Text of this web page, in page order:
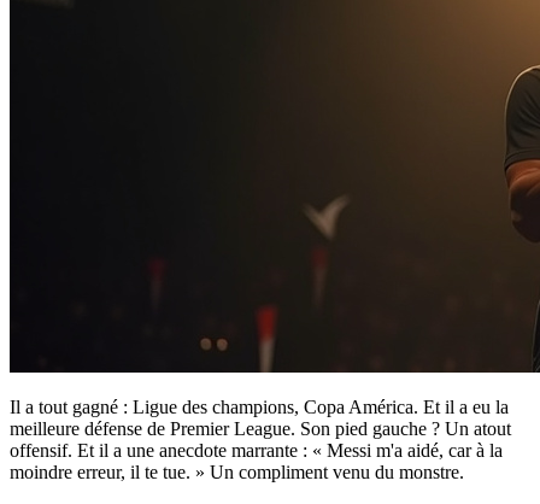
Il a tout gagné : Ligue des champions, Copa América. Et il a eu la
meilleure défense de Premier League. Son pied gauche ? Un atout
offensif. Et il a une anecdote marrante : « Messi m'a aidé, car à la
moindre erreur, il te tue. » Un compliment venu du monstre.